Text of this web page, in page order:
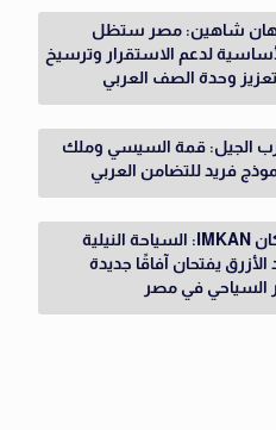
جيهان شاهين: مصر ستظل
لدعم الاستقرار وترسيخ
وحدة الصف العربي
الجيل: قمة السيسي وملك
فريد للتضامن العربي
رئيس إمكان IMKAN: السياحة النيلية
الأزرق يفتحان آفاقًا جديدة
السياحي في مصر